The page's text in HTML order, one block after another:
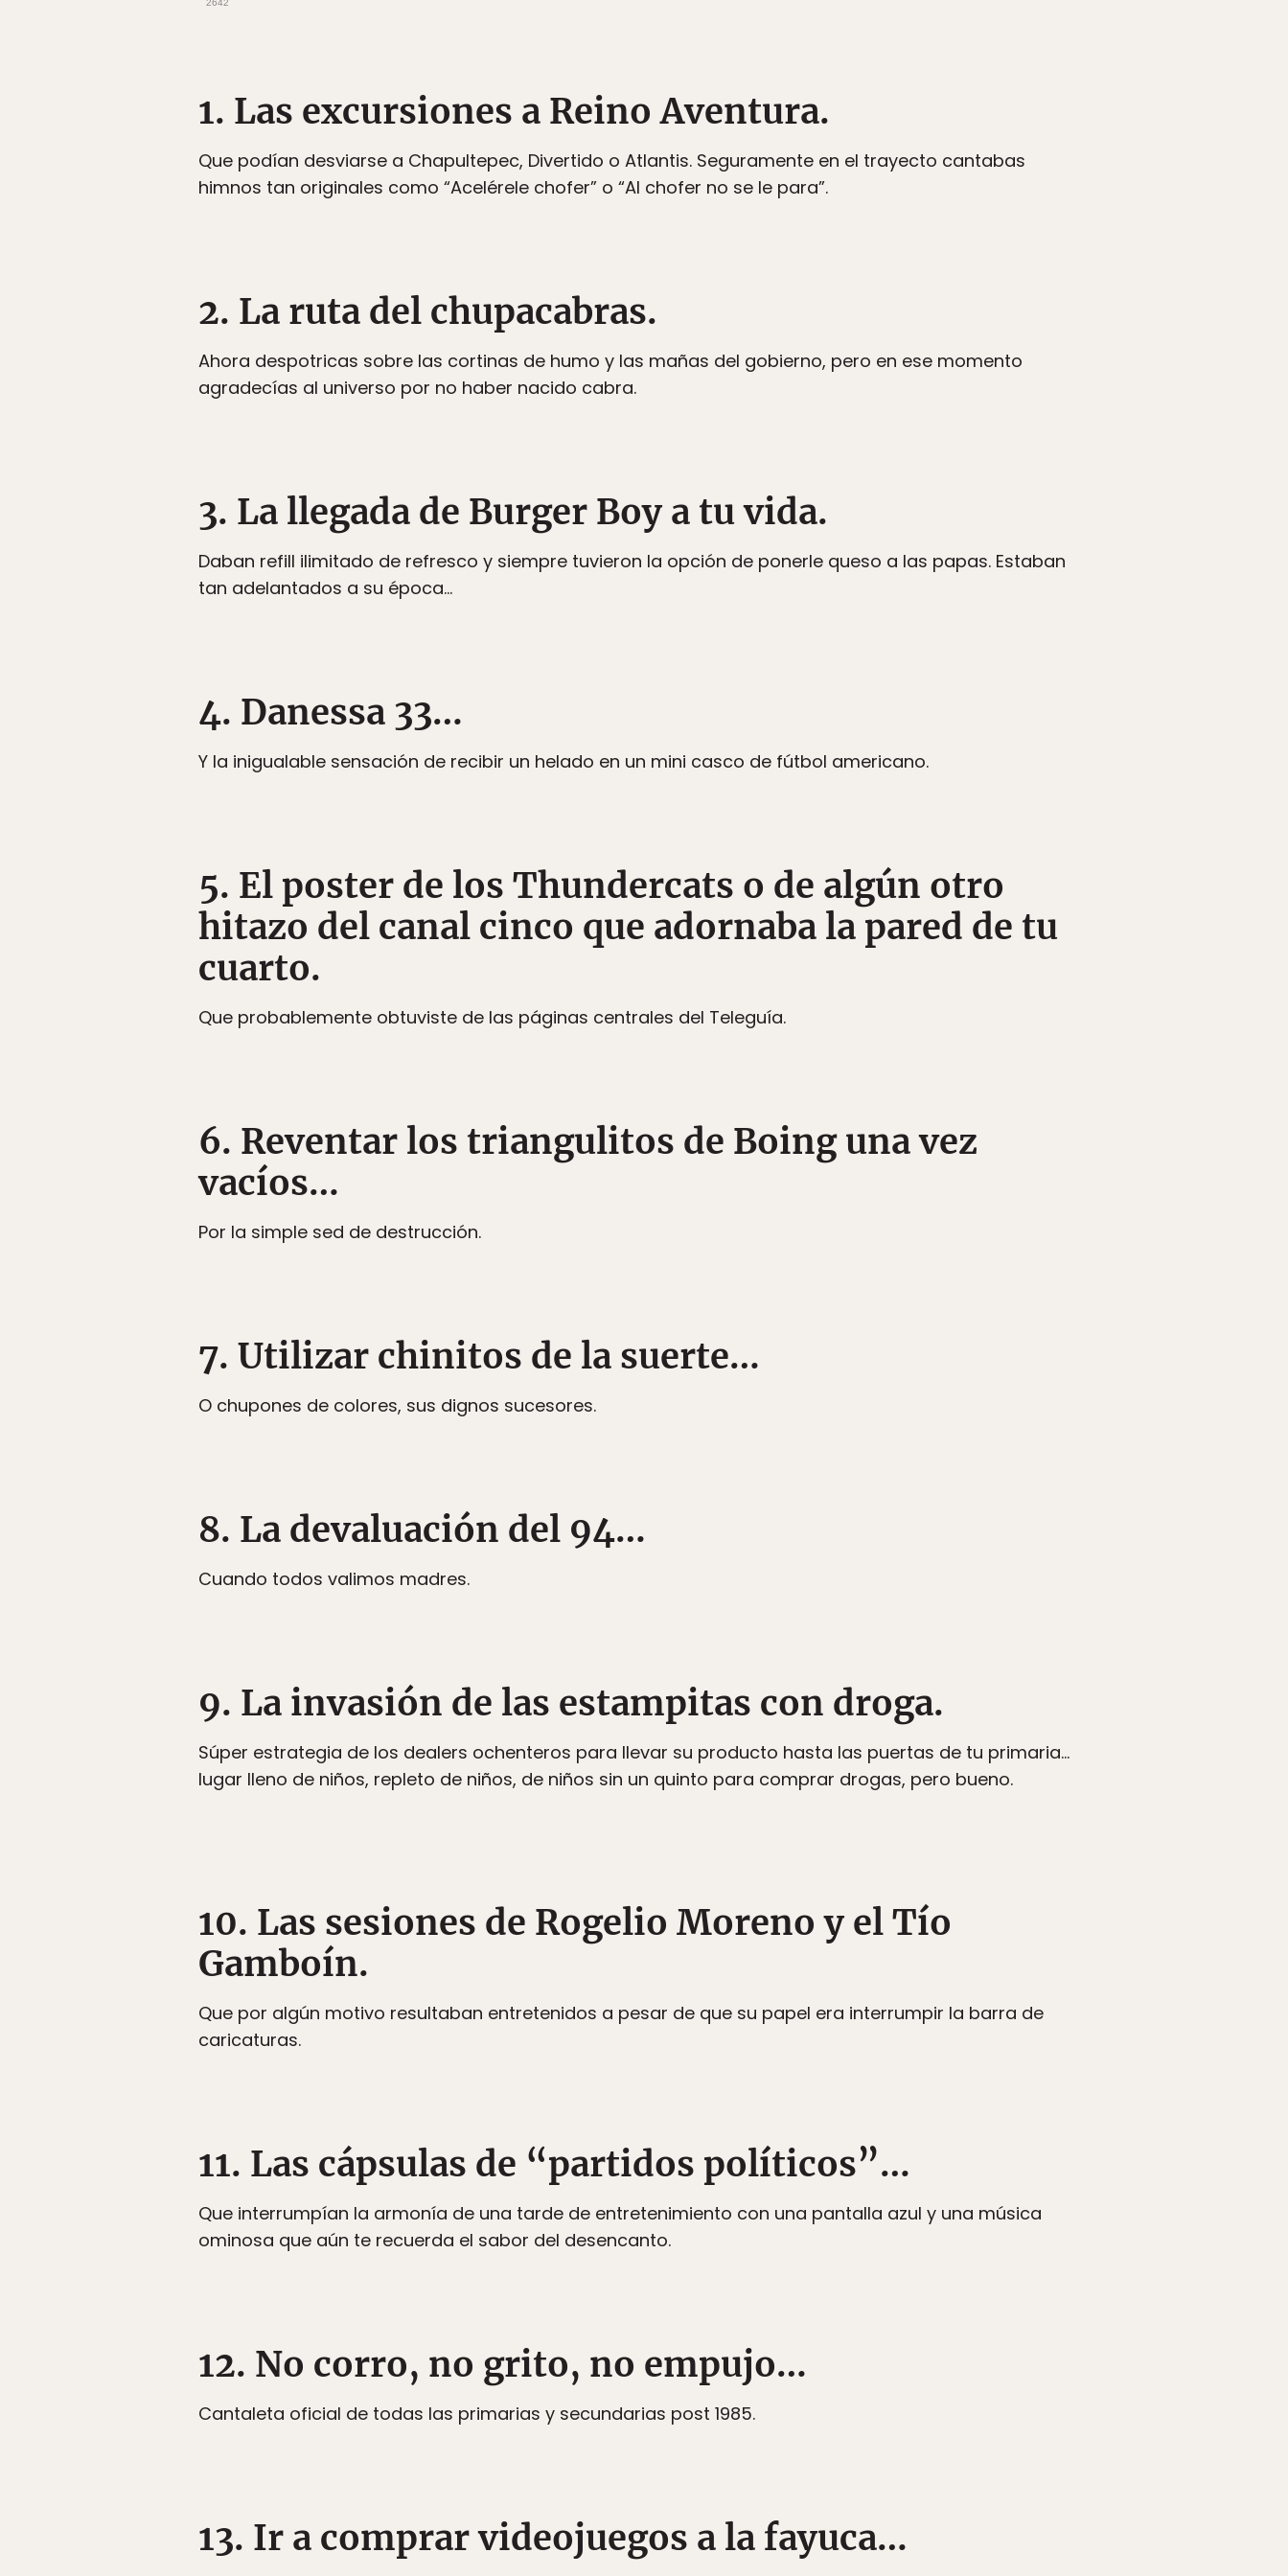
2642
1. Las excursiones a Reino Aventura.
Que podían desviarse a Chapultepec, Divertido o Atlantis. Seguramente en el trayecto cantabas
himnos tan originales como “Acelérele chofer” o “Al chofer no se le para”.
2. La ruta del chupacabras.
Ahora despotricas sobre las cortinas de humo y las mañas del gobierno, pero en ese momento
agradecías al universo por no haber nacido cabra.
3. La llegada de Burger Boy a tu vida.
Daban refill ilimitado de refresco y siempre tuvieron la opción de ponerle queso a las papas. Estaban
tan adelantados a su época…
4. Danessa 33…
Y la inigualable sensación de recibir un helado en un mini casco de fútbol americano.
5. El poster de los Thundercats o de algún otro
hitazo del canal cinco que adornaba la pared de tu
cuarto.
Que probablemente obtuviste de las páginas centrales del Teleguía.
6. Reventar los triangulitos de Boing una vez
vacíos…
Por la simple sed de destrucción.
7. Utilizar chinitos de la suerte…
O chupones de colores, sus dignos sucesores.
8. La devaluación del 94…
Cuando todos valimos madres.
9. La invasión de las estampitas con droga.
Súper estrategia de los dealers ochenteros para llevar su producto hasta las puertas de tu primaria…
lugar lleno de niños, repleto de niños, de niños sin un quinto para comprar drogas, pero bueno.
10. Las sesiones de Rogelio Moreno y el Tío
Gamboín.
Que por algún motivo resultaban entretenidos a pesar de que su papel era interrumpir la barra de
caricaturas.
11. Las cápsulas de “partidos políticos”…
Que interrumpían la armonía de una tarde de entretenimiento con una pantalla azul y una música
ominosa que aún te recuerda el sabor del desencanto.
12. No corro, no grito, no empujo…
Cantaleta oficial de todas las primarias y secundarias post 1985.
13. Ir a comprar videojuegos a la fayuca…